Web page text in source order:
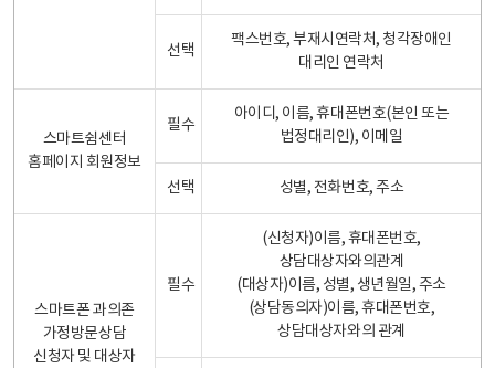
선택
팩스번호, 부재시연락처, 청각장애인
대리인 연락처
스마트쉼센터
홈페이지 회원정보
필수
아이디, 이름, 휴대폰번호(본인 또는
법정대리인), 이메일
선택 성별, 전화번호, 주소
스마트폰 과의존
가정방문상담
신청자 및 대상자
필수
(신청자)이름, 휴대폰번호,
상담대상자와의관계
(대상자)이름, 성별, 생년월일, 주소
(상담동의자)이름, 휴대폰번호,
상담대상자와의 관계